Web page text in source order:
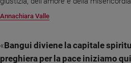
del
giorno
giorno
Annachiara Valle
«Bangui diviene la capitale
preghiera per la pace iniziamo